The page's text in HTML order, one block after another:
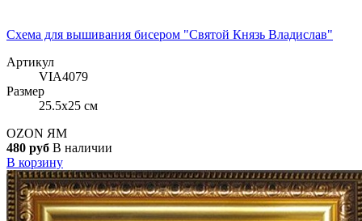
Схема для вышивания бисером "Святой Князь Владислав"
Артикул
VIA4079
Размер
25.5x25 см
OZON ЯМ
480 руб В наличии
В корзину